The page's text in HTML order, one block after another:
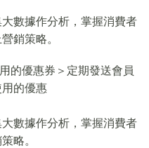
數據作分析，掌握消費者
銷策略。
的優惠券＞定期發送會員
的優惠
數據作分析，掌握消費者
略。